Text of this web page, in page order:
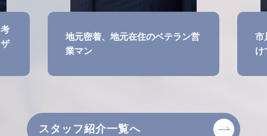
地元密着、地元在住のベテラン営
業マン
市
け
スタッフ紹介一覧へ